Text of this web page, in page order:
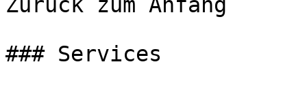
### Services